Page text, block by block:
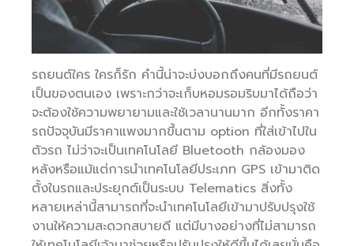
รถยนต์ใคร ใครก็รัก คำนี้น่าจะบ่งบอกถึงคนที่มีรถยนต์
เป็นของตนเอง เพราะกว่าจะเก็บหอมรอมริบมาได้ถือว่า
จะต้องใช้ความพยายามและใช้เวลานานมาก อีกทั้งราคา
รถปัจจุบันมีราคาแพงมากขึ้นตาม option ที่ใส่เข้าไปใน
ตัวรถ ไม่ว่าจะเป็นเทคโนโลยี Bluetooth กล้องมอง
หลังหรือแม้แต่การนำเทคโนโลยีประเภท GPS เข้ามาติด
ตั้งในรถและประยุกต์เป็นระบบ Telematics สิ่งทั้ง
หลายเหล่านี้สามารถที่จะนำเทคโนโลยีเข้ามาปรับปรุงใช้
งานให้ความสะดวกสบายดี แต่มีบางอย่างที่ไม่สามารถ